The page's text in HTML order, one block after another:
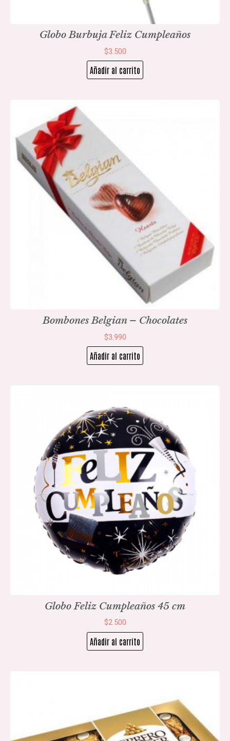
Globo Burbuja Feliz Cumpleaños
$3.500
Añadir al carrito
Bombones Belgian – Chocolates
$3.990
Añadir al carrito
Globo Feliz Cumpleaños 45 cm
$2.500
Añadir al carrito